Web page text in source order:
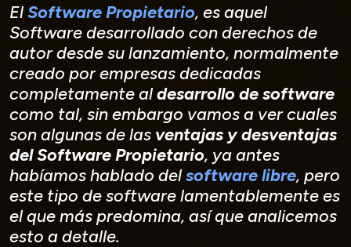
ElSoftware Propietario, es aquel
Software desarrollado con derechos de
autor desde su lanzamiento, normalmente
creado por empresas dedicadas
completamente aldesarrollo de software
como tal, sin embargo vamos a ver cuales
son algunas de las ventajas y desventajas
del Software Propietario, ya antes
habíamos hablado delsoftware libre, pero
este tipo de software lamentablemente es
el que más predomina, así que analicemos
esto a detalle.